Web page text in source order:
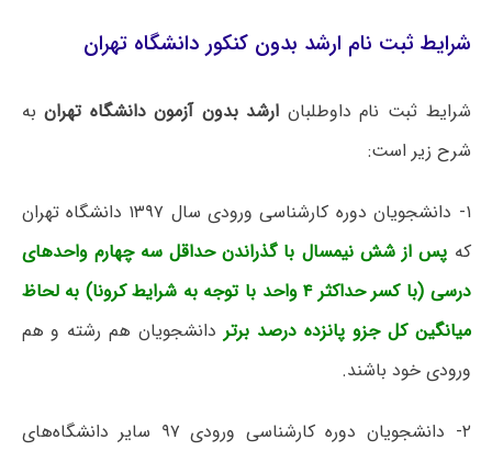
شرایط ثبت نام ارشد بدون کنکور دانشگاه تهران
شرایط ثبت نام داوطلبان ارشد بدون آزمون دانشگاه تهرانبه
شرح زیر است:
۱- دانشجویان دوره کارشناسی ورودی سال ۱۳۹۷ دانشگاه تهران
که پس از شش نیمسال با گذراندن حداقل سه چهارم واحدهای
درسی (با کسر حداکثر ۴ واحد با توجه به شرایط کرونا) به لحاظ
میانگین کل جزو پانزده درصد برتر دانشجویان هم رشته و هم
ورودی خود باشند.
۲- دانشجویان دوره کارشناسی ورودی ۹۷ سایر دانشگاه‌های